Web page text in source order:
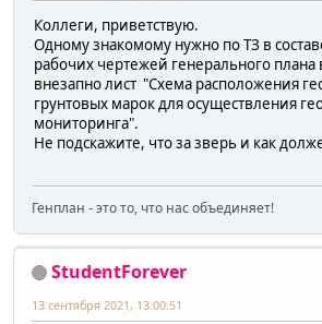
Коллеги, приветствую.
Одному знакомому нужно по ТЗ в
рабочих чертежей генерального
внезапно лист "Схема расположения
грунтовых марок для осуществления
мониторинга".
Не подскажите, что за зверь и как
Генплан - это то, что нас объединяет!
StudentForever
13 сентября 2021, 13:00:51